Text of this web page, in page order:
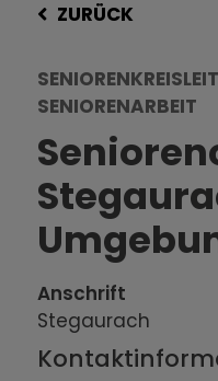
ZURÜCK
SENIORENARBEIT
Anschrift
Stegaurach